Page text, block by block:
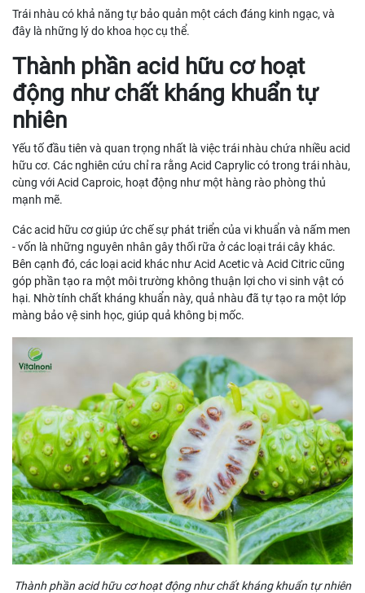
Trái nhàu có khả năng tự bảo quản một cách đáng kinh ngạc, và
đây là những lý do khoa học cụ thể.
Thành phần acid hữu cơ hoạt
động như chất kháng khuẩn tự
nhiên
Yếu tố đầu tiên và quan trọng nhất là việc trái nhàu chứa nhiều acid
hữu cơ. Các nghiên cứu chỉ ra rằng Acid Caprylic có trong trái nhàu,
cùng với Acid Caproic, hoạt động như một hàng rào phòng thủ
mạnh mẽ.
Các acid hữu cơ giúp ức chế sự phát triển của vi khuẩn và nấm men
- vốn là những nguyên nhân gây thối rữa ở các loại trái cây khác.
Bên cạnh đó, các loại acid khác như Acid Acetic và Acid Citric cũng
góp phần tạo ra một môi trường không thuận lợi cho vi sinh vật có
hại. Nhờ tính chất kháng khuẩn này, quả nhàu đã tự tạo ra một lớp
màng bảo vệ sinh học, giúp quả không bị mốc.
Thành phần acid hữu cơ hoạt động như chất kháng khuẩn tự nhiên